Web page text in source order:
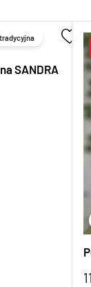
SANDRA